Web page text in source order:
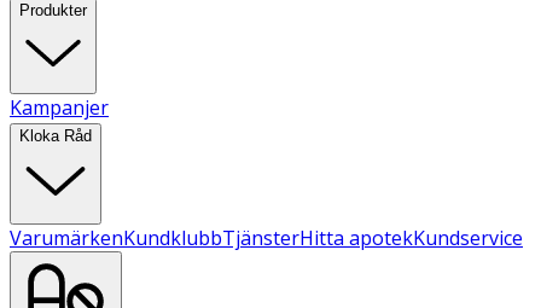
Produkter
Kampanjer
Kloka Råd
VarumärkenKundklubbTjänsterHitta apotekKundservice